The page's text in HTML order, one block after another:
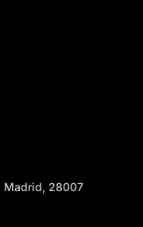
Madrid, 28007